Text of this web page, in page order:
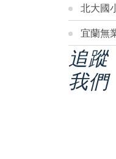
北大國
宜蘭無
追蹤
我們